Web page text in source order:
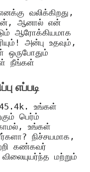
வலிக்கிறது,
ஆனால் என்
ஆரோக்கியமாக
அன்பு உதவும்,
ஒருபோதும்
நீங்கள்
எப்படி
45.4k. உங்கள்
பெர்ம்
உங்கள்
நிச்சயமாக,
கண்கவர்
மற்றும்